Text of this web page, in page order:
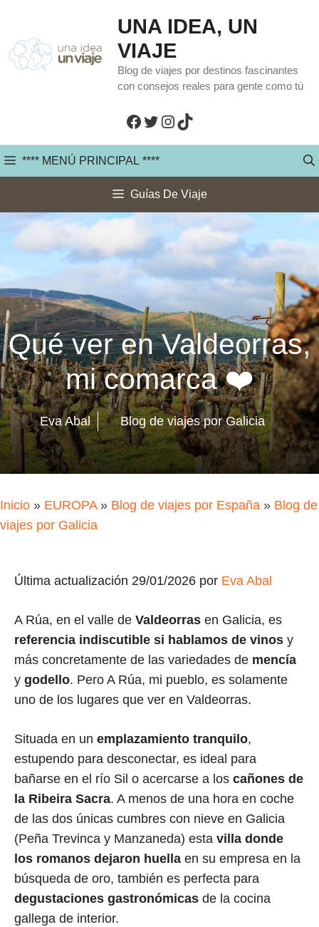
contenido
UNA IDEA, UN
VIAJE
Blog de viajes por destinos fascinantes
con consejos reales para gente como tú
Facebook
Twitter
Instagram
TikTok
**** MENÚ PRINCIPAL ****
Guías De Viaje
Qué ver en Valdeorras,
mi comarca ❤️
Eva Abal Blog de viajes por Galicia
Inicio » EUROPA» Blog de viajes por España » Blog de
viajes por Galicia
Última actualización 29/01/2026 por Eva Abal
A Rúa, en el valle de Valdeorras en Galicia, es
referencia indiscutible si hablamos de vinos y
más concretamente de las variedades de mencía
y godello. Pero A Rúa, mi pueblo, es solamente
uno de los lugares que ver en Valdeorras.
Situada en un emplazamiento tranquilo,
estupendo para desconectar, es ideal para
bañarse en el río Sil o acercarse a los cañones de
la Ribeira Sacra. A menos de una hora en coche
de las dos únicas cumbres con nieve en Galicia
(Peña Trevinca y Manzaneda) esta villa donde
los romanos dejaron huella en su empresa en la
búsqueda de oro, también es perfecta para
degustaciones gastronómicas de la cocina
gallega de interior.